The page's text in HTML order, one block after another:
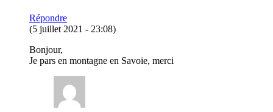
Répondre
(5 juillet 2021 - 23:08)
Bonjour,
Je pars en montagne en Savoie, merci